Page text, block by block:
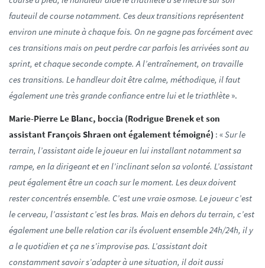
fauteuil de course notamment. Ces deux transitions représentent
environ une minute à chaque fois. On ne gagne pas forcément avec
ces transitions mais on peut perdre car parfois les arrivées sont au
sprint, et chaque seconde compte. A l’entraînement, on travaille
ces transitions. Le handleur doit être calme, méthodique, il faut
également une très grande confiance entre lui et le triathlète ».
Marie-Pierre Le Blanc, boccia (Rodrigue Brenek et son
assistant François Shraen ont également témoigné) : «Sur le
terrain, l’assistant aide le joueur en lui installant notamment sa
rampe, en la dirigeant et en l’inclinant selon sa volonté. L’assistant
peut également être un coach sur le moment. Les deux doivent
rester concentrés ensemble. C’est une vraie osmose. Le joueur c’est
le cerveau, l’assistant c’est les bras. Mais en dehors du terrain, c’est
également une belle relation car ils évoluent ensemble 24h/24h, il y
a le quotidien et ça ne s’improvise pas. L’assistant doit
constamment savoir s’adapter à une situation, il doit aussi